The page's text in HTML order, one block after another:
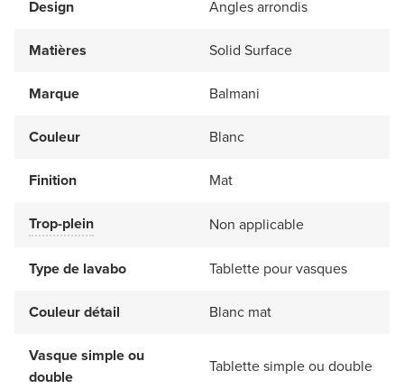
Design Angles arrondis
Matières Solid Surface
Marque Balmani
Couleur Blanc
Finition Mat
Trop-plein Non applicable
Type de lavabo Tablette pour vasques
Couleur détail Blanc mat
Vasque simple ou
double
Tablette simple ou double